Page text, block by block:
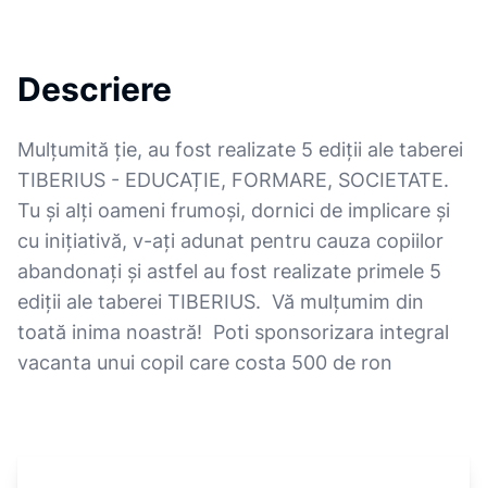
Descriere
Mulțumită ție, au fost realizate 5 ediții ale taberei
TIBERIUS - EDUCAȚIE, FORMARE, SOCIETATE.
Tu și alți oameni frumoși, dornici de implicare și
cu inițiativă, v-ați adunat pentru cauza copiilor
abandonați și astfel au fost realizate primele 5
ediții ale taberei TIBERIUS. Vă mulțumim din
toată inima noastră! Poti sponsorizara integral
vacanta unui copil care costa 500 de ron